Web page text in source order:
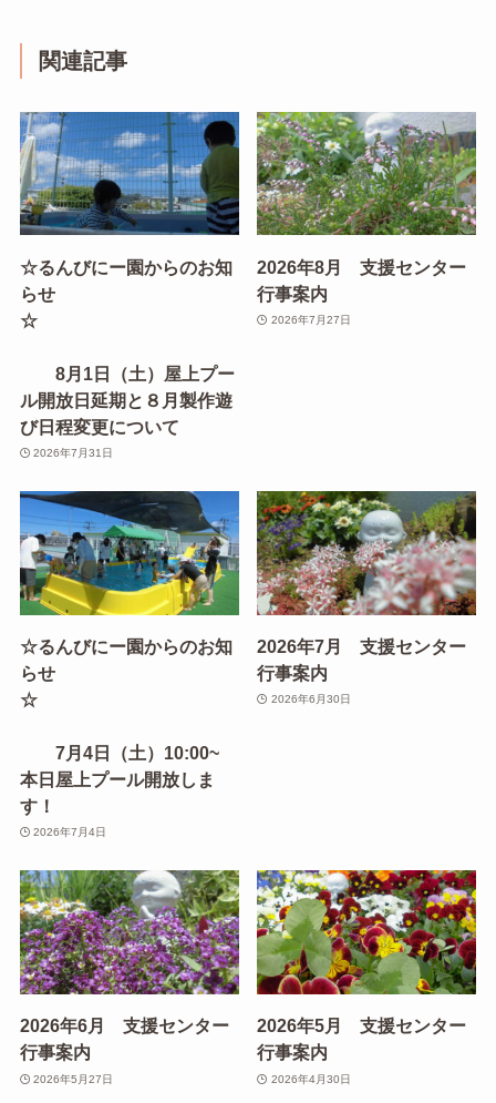
関連記事
☆るんびにー園からのお知
らせ
☆
8月1日（土）屋上プー
ル開放日延期と８月製作遊
び日程変更について
2026年7月31日
2026年8月 支援センター
行事案内
2026年7月27日
☆るんびにー園からのお知
らせ
☆
7月4日（土）10:00~
本日屋上プール開放しま
す！
2026年7月4日
2026年7月 支援センター
行事案内
2026年6月30日
2026年6月 支援センター
行事案内
2026年5月27日
2026年5月 支援センター
行事案内
2026年4月30日